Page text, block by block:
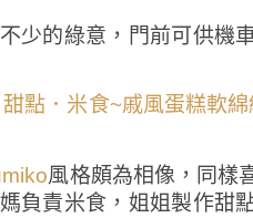
少的綠意，門前可供機
風格頗為相像，同樣
負責米食，姐姐製作甜